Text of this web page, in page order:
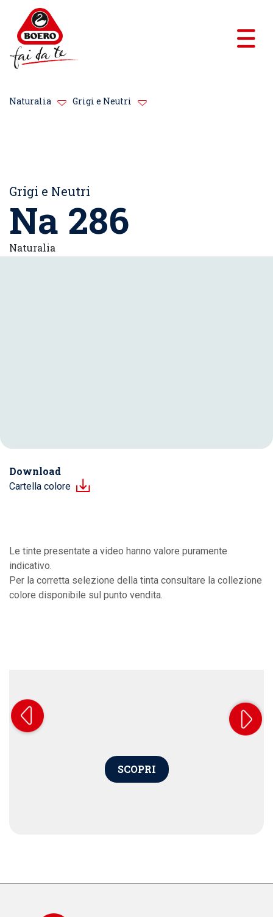
Naturalia Grigi e Neutri
Grigi e Neutri
Na 286
Naturalia
Download
Cartella colore
Le tinte presentate a video hanno valore puramente
indicativo.
Per la corretta selezione della tinta consultare la collezione
colore disponibile sul punto vendita.
SCOPRI